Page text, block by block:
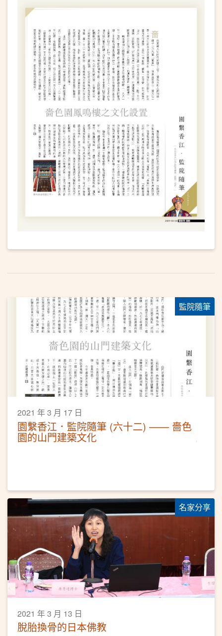
監院隨筆
2021 年 3 月 17 日
園繫香江．監院隨筆 (六十二) —— 嗇色
園的山門建築文化
名家分享
2021 年 3 月 13 日
脫胎換骨的日本佛教